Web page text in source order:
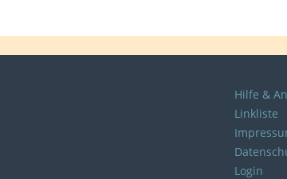
Hilfe &
Linkliste
Login